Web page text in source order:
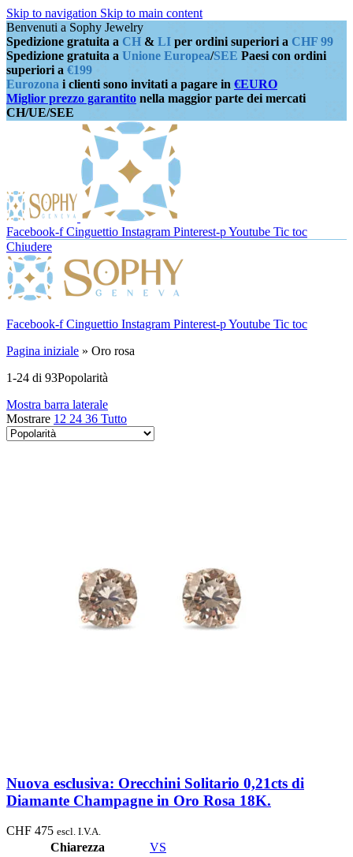
Skip to navigation Skip to main content
Benvenuti a Sophy Jewelry
Spedizione gratuita a CH & LI per ordini superiori a CHF 99
Spedizione gratuita a Unione Europea/SEE Paesi con ordini
superiori a €199
Eurozona i clienti sono invitati a pagare in €EURO
Miglior prezzo garantito nella maggior parte dei mercati
CH/UE/SEE
Facebook-f Cinguettio Instagram Pinterest-pYoutube Tic toc
Chiudere
Facebook-f Cinguettio Instagram Pinterest-pYoutube Tic toc
Pagina iniziale » Oro rosa
1-24 di 93Popolarità
Mostra barra laterale
Mostrare 12 24 36 Tutto
Nuova esclusiva: Orecchini Solitario 0,21cts di
Diamante Champagne in Oro Rosa 18K.
CHF 475 escl. I.V.A.
Chiarezza
VS